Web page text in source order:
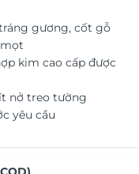
gương, cốt gỗ
kim cao cấp được
nở treo tường
yêu cầu